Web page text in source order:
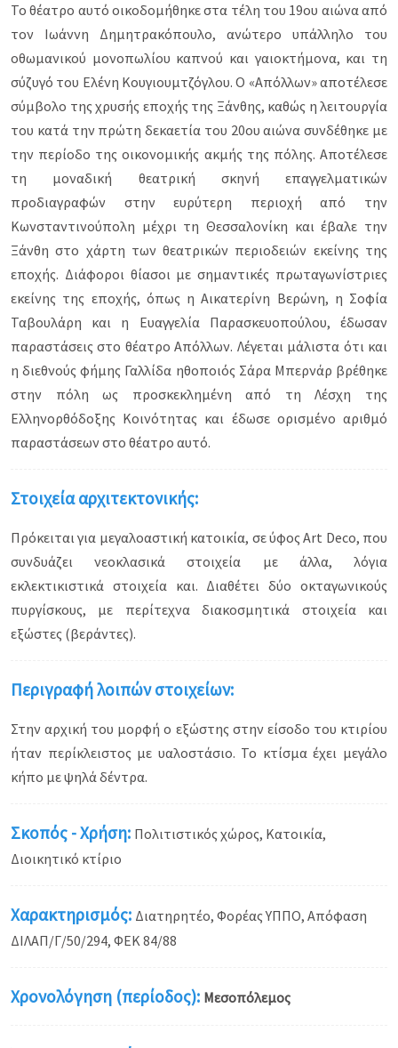
Το θέατρο αυτό οικοδομήθηκε στα τέλη του 19ου αιώνα από
τον Ιωάννη Δημητρακόπουλο, ανώτερο υπάλληλο του
οθωμανικού μονοπωλίου καπνού και γαιοκτήμονα, και τη
σύζυγό του Ελένη Κουγιουμτζόγλου. Ο «Απόλλων» αποτέλεσε
σύμβολο της χρυσής εποχής της Ξάνθης, καθώς η λειτουργία
του κατά την πρώτη δεκαετία του 20ου αιώνα συνδέθηκε με
την περίοδο της οικονομικής ακμής της πόλης. Αποτέλεσε
τη μοναδική θεατρική σκηνή επαγγελματικών
προδιαγραφών στην ευρύτερη περιοχή από την
Κωνσταντινούπολη μέχρι τη Θεσσαλονίκη και έβαλε την
Ξάνθη στο χάρτη των θεατρικών περιοδειών εκείνης της
εποχής. Διάφοροι θίασοι με σημαντικές πρωταγωνίστριες
εκείνης της εποχής, όπως η Αικατερίνη Βερώνη, η Σοφία
Ταβουλάρη και η Ευαγγελία Παρασκευοπούλου, έδωσαν
παραστάσεις στο θέατρο Απόλλων. Λέγεται μάλιστα ότι και
η διεθνούς φήμης Γαλλίδα ηθοποιός Σάρα Μπερνάρ βρέθηκε
στην πόλη ως προσκεκλημένη από τη Λέσχη της
Ελληνορθόδοξης Κοινότητας και έδωσε ορισμένο αριθμό
παραστάσεων στο θέατρο αυτό.
Στοιχεία αρχιτεκτονικής:
Πρόκειται για μεγαλοαστική κατοικία, σε ύφος Art Deco, που
συνδυάζει νεοκλασικά στοιχεία με άλλα, λόγια
εκλεκτικιστικά στοιχεία και. Διαθέτει δύο οκταγωνικούς
πυργίσκους, με περίτεχνα διακοσμητικά στοιχεία και
εξώστες (βεράντες).
Περιγραφή λοιπών στοιχείων:
Στην αρχική του μορφή ο εξώστης στην είσοδο του κτιρίου
ήταν περίκλειστος με υαλοστάσιο. Το κτίσμα έχει μεγάλο
κήπο με ψηλά δέντρα.
Σκοπός - Χρήση: Πολιτιστικός χώρος, Κατοικία,
Διοικητικό κτίριο
Χαρακτηρισμός: Διατηρητέο, Φορέας ΥΠΠΟ, Απόφαση
ΔΙΛΑΠ/Γ/50/294, ΦΕΚ 84/88
Χρονολόγηση (περίοδος): Μεσοπόλεμος